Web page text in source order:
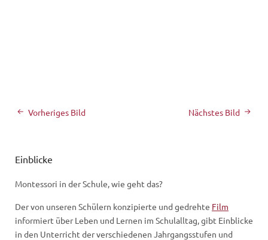
Nächstes Bild
Vorheriges Bild
Einblicke
Montessori in der Schule, wie geht das?
Der von unseren Schülern konzipierte und gedrehte Film
informiert über Leben und Lernen im Schulalltag, gibt Einblicke
in den Unterricht der verschiedenen Jahrgangsstufen und